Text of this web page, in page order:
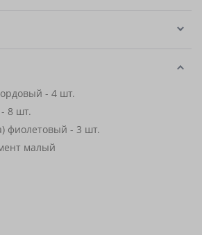
- 4 шт.
- 8 шт.
фиолетовый - 3 шт.
малый